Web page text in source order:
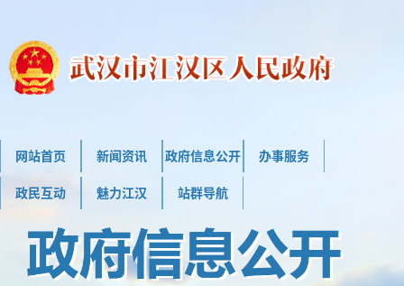
网站首页 新闻资讯 政府信息公开 办事服务
政民互动 魅力江汉 站群导航